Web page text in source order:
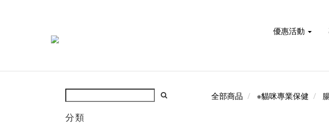
優惠活動
分類
全部商品 ※貓咪專業保健